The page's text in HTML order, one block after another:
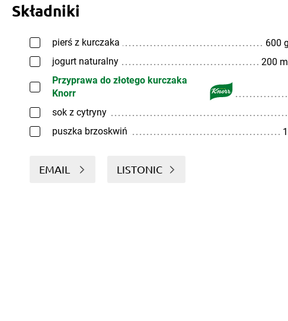
Składniki
pierś z kurczaka
600
jogurt naturalny
200
Przyprawa do złotego kurczaka
Knorr
sok z cytryny
puszka brzoskwiń
EMAIL LISTONIC